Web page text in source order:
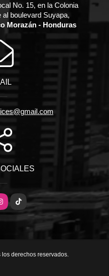
No. 15, en la Colonia
al boulevard Suyapa,
Morazán - Honduras
TikTok
los derechos reservados.